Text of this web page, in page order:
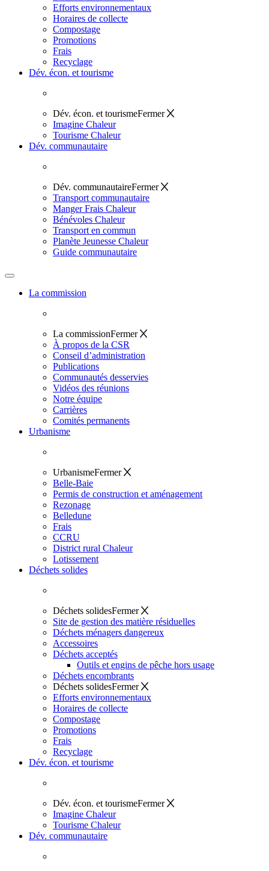
Efforts environnementaux
Horaires de collecte
Compostage
Promotions
Frais
Recyclage
Dév. écon. et tourisme
Dév. écon. et tourismeFermer
Imagine Chaleur
Tourisme Chaleur
Dév. communautaire
Dév. communautaireFermer
Transport communautaire
Manger Frais Chaleur
Bénévoles Chaleur
Transport en commun
Planète Jeunesse Chaleur
Guide communautaire
La commission
La commissionFermer
À propos de la CSR
Conseil d’administration
Publications
Communautés desservies
Vidéos des réunions
Notre équipe
Carrières
Comités permanents
Urbanisme
UrbanismeFermer
Belle-Baie
Permis de construction et aménagement
Rezonage
Belledune
Frais
CCRU
District rural Chaleur
Lotissement
Déchets solides
Déchets solidesFermer
Site de gestion des matière résiduelles
Déchets ménagers dangereux
Accessoires
Déchets acceptés
Outils et engins de pêche hors usage
Déchets encombrants
Déchets solidesFermer
Efforts environnementaux
Horaires de collecte
Compostage
Promotions
Frais
Recyclage
Dév. écon. et tourisme
Dév. écon. et tourismeFermer
Imagine Chaleur
Tourisme Chaleur
Dév. communautaire